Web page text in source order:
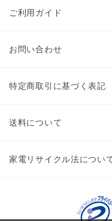
ご利用ガイド
お問い合わせ
特定商取引に基づく表記
送料について
家電リサイクル法につい